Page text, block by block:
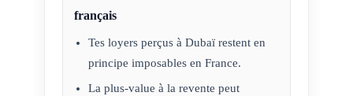
français
Tes loyers perçus à Dubaï restent en
principe imposables en France.
La plus-value à la revente peut